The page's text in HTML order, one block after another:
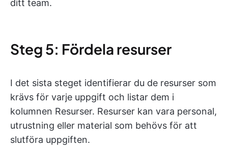
ditt team.
Steg 5: Fördela resurser
I det sista steget identifierar du de resurser som
krävs för varje uppgift och listar dem i
kolumnen Resurser. Resurser kan vara personal,
utrustning eller material som behövs för att
slutföra uppgiften.